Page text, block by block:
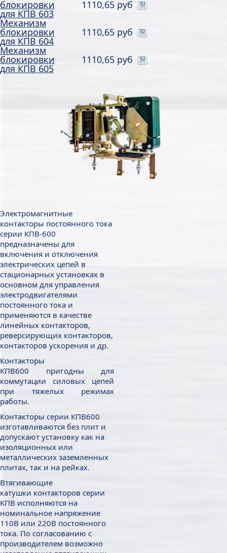
блокировки
для КПВ 603
1110,65 руб
Механизм
блокировки
для КПВ 604
1110,65 руб
Механизм
блокировки
для КПВ 605
1110,65 руб
Электромагнитные
контакторы постоянного тока
серии КПВ-600
предназначены для
включения и отключения
электрических цепей в
стационарных установках в
основном для управления
электродвигателями
постоянного тока и
применяются в качестве
линейных контакторов,
реверсирующих контакторов,
контакторов ускорения и др.
Контакторы
КПВ600 пригодны для
коммутации силовых цепей
при тяжелых режимах
работы.
Контакторы серии КПВ600
изготавливаются без плит и
допускают установку как на
изоляционных или
металлических заземленных
плитах, так и на рейках.
Втягивающие
катушки контакторов серии
КПВ исполняются на
номинальное напряжение
110В или 220В постоянного
тока. По согласованию с
производителем возможно